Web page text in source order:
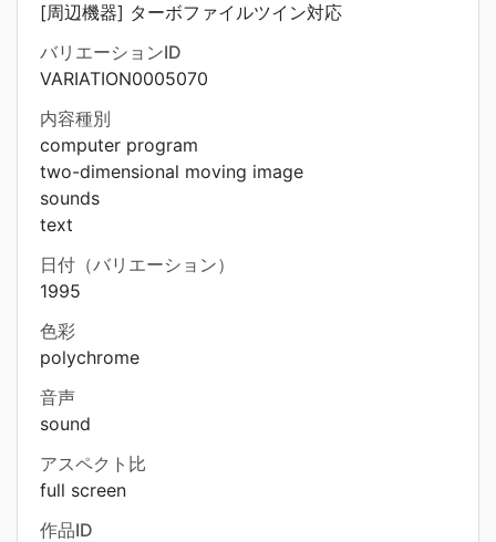
[周辺機器] ターボファイルツイン対応
バリエーションID
VARIATION0005070
内容種別
computer program
two-dimensional moving image
sounds
text
日付（バリエーション）
1995
色彩
polychrome
音声
sound
アスペクト比
full screen
作品ID